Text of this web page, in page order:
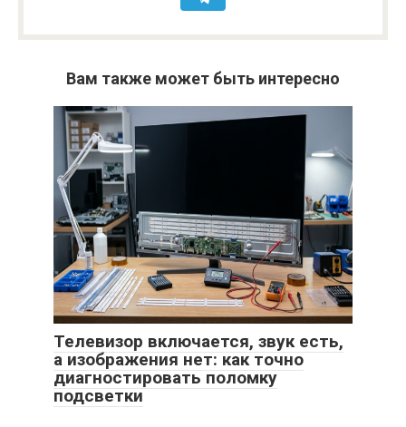
Вам также может быть интересно
Телевизор включается, звук есть,
а изображения нет: как точно
диагностировать поломку
подсветки